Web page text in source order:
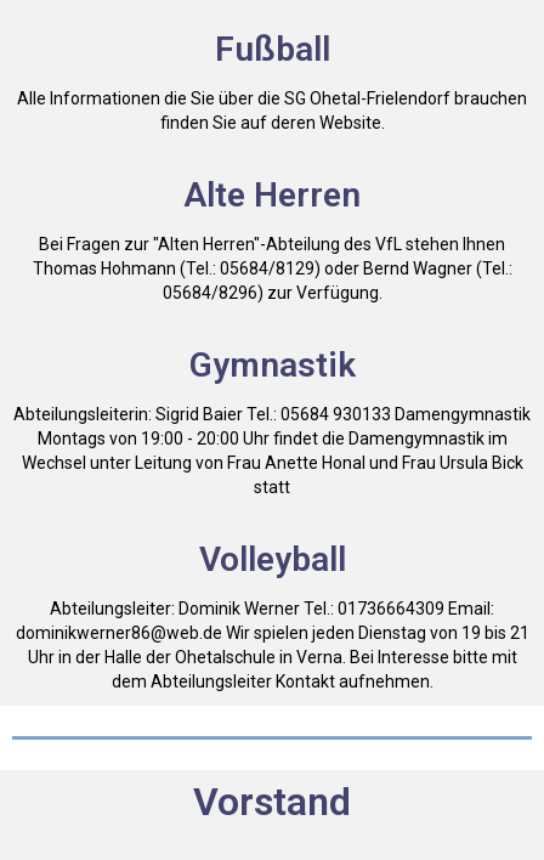
Fußball
Alle Informationen die Sie über die SG Ohetal-Frielendorf brauchen
finden Sie auf deren Website.
Alte Herren
Bei Fragen zur "Alten Herren"-Abteilung des VfL stehen Ihnen
Thomas Hohmann (Tel.: 05684/8129) oder Bernd Wagner (Tel.:
05684/8296) zur Verfügung.
Gymnastik
Abteilungsleiterin: Sigrid Baier Tel.: 05684 930133 Damengymnastik
Montags von 19:00 - 20:00 Uhr findet die Damengymnastik im
Wechsel unter Leitung von Frau Anette Honal und Frau Ursula Bick
statt
Volleyball
Abteilungsleiter: Dominik Werner Tel.: 01736664309 Email:
dominikwerner86@web.de Wir spielen jeden Dienstag von 19 bis 21
Uhr in der Halle der Ohetalschule in Verna. Bei Interesse bitte mit
dem Abteilungsleiter Kontakt aufnehmen.
Vorstand